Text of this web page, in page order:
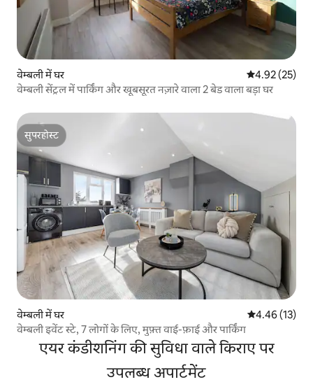
वेम्बली में घर औसत रेटिंग 5 में
4.92 (25)
वेम्बली सेंट्रल में पार्किंग और खूबसूरत नज़ारे वाला 2 बेड वाला बड़ा घर
सुपरहोस्ट
सुपरहोस्ट
वेम्बली में घर औसत रेटिंग 5 में
4.46 (13)
वेम्बली इवेंट स्टे, 7 लोगों के लिए, मुफ़्त वाई-फ़ाई और पार्किंग
एयर कंडीशनिंग की सुविधा वाले किराए पर
उपलब्ध अपार्टमेंट